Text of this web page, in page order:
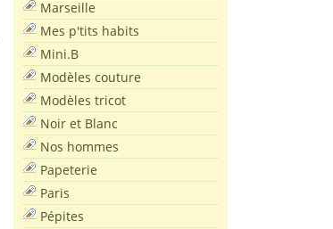
Marseille
Mes p'tits habits
Mini.B
Modèles couture
Modèles tricot
Noir et Blanc
Nos hommes
Papeterie
Paris
Pépites